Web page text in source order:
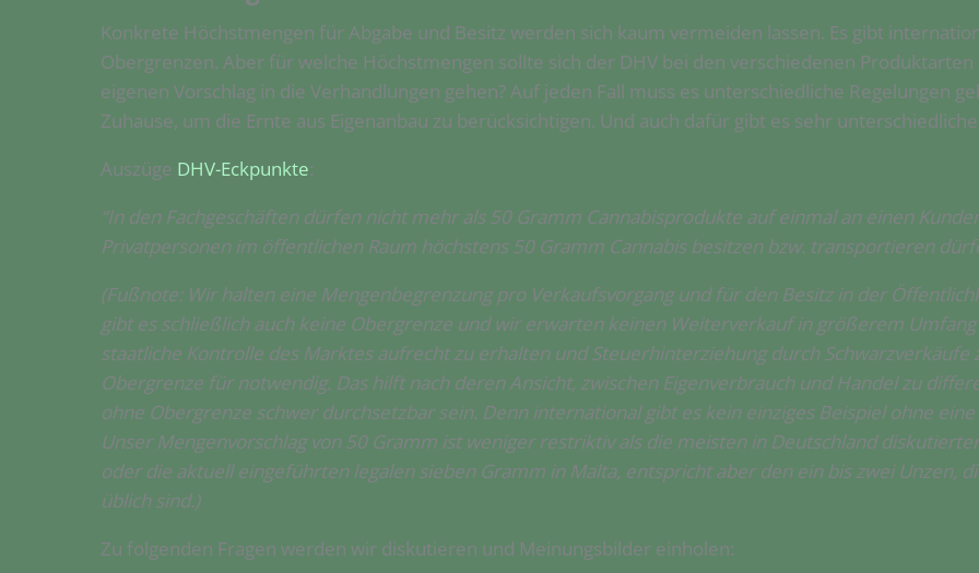
Konkrete Höchstmengen für Abgabe und Besitz werden sich kaum vermeiden lassen. Es gibt
Obergrenzen. Aber für welche Höchstmengen sollte sich der DHV bei den verschiedenen
eigenen Vorschlag in die Verhandlungen gehen? Auf jeden Fall muss es unterschiedliche Regelungen
Zuhause, um die Ernte aus Eigenanbau zu berücksichtigen. Und auch dafür gibt es sehr
Auszüge DHV-Eckpunkte:
“In den Fachgeschäften dürfen nicht mehr als 50 Gramm Cannabisprodukte auf einmal an einen
Privatpersonen im öffentlichen Raum höchstens 50 Gramm Cannabis besitzen bzw. transportieren
(Fußnote: Wir halten eine Mengenbegrenzung pro Verkaufsvorgang und für den Besitz in der
gibt es schließlich auch keine Obergrenze und wir erwarten keinen Weiterverkauf in größerem
staatliche Kontrolle des Marktes aufrecht zu erhalten und Steuerhinterziehung durch
Obergrenze für notwendig. Das hilft nach deren Ansicht, zwischen Eigenverbrauch und Handel zu
ohne Obergrenze schwer durchsetzbar sein. Denn international gibt es kein einziges Beispiel ohne
Unser Mengenvorschlag von 50 Gramm ist weniger restriktiv als die meisten in Deutschland
oder die aktuell eingeführten legalen sieben Gramm in Malta, entspricht aber den ein bis zwei Unzen,
üblich sind.)
Zu folgenden Fragen werden wir diskutieren und Meinungsbilder einholen: